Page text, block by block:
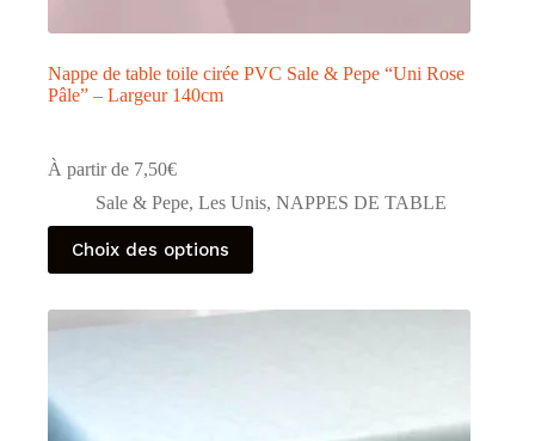
Nappe de table toile cirée PVC Sale & Pepe “Uni Rose
Pâle” – Largeur 140cm
À partir de 7,50€
Sale & Pepe, Les Unis, NAPPES DE TABLE
Choix des options
Ce
produit
a
être
choisies